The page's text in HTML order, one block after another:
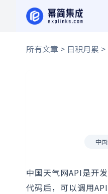
所有文章 > 日积月累
中
中国天气网API是开
代码后，可以调用